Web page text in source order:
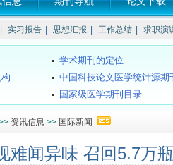
实习报告 思想汇报 工作总结 求职演
？
核心期刊的发表流程是什么
？
哪些期刊的影响因子高？（
学术期刊的定位
中国科技论文医学统计源期
国家级医学期刊目录
SCI和SCI-E的区别？
《中文核心期刊要目总览》
xao...
《SCI》、《EI》、《ISTP
资讯信息 >> 国际新闻
难闻异味 召回5.7万